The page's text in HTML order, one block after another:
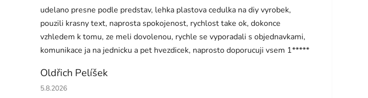
udelano presne podle predstav, lehka plastova cedulka na diy vyrobek,
pouzili krasny text, naprosta spokojenost, rychlost take ok, dokonce
vzhledem k tomu, ze meli dovolenou, rychle se vyporadali s objednavkami,
komunikace ja na jednicku a pet hvezdicek, naprosto doporucuji vsem 1*****
Oldřich Pelíšek
Hodnocení obchodu je 5 z 5 hvězdiček.
5.8.2026